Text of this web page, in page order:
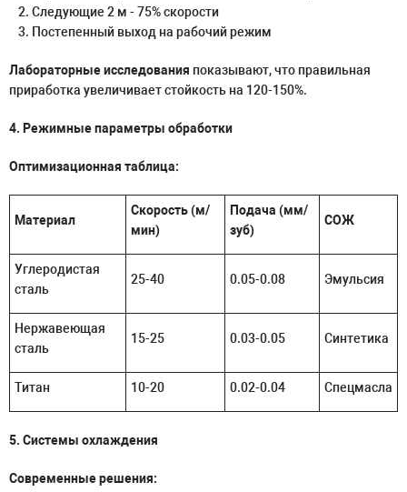
Следующие 2 м - 75% скорости
Постепенный выход на рабочий режим
Лабораторные исследования показывают, что правильная
приработка увеличивает стойкость на 120-150%.
4. Режимные параметры обработки
Оптимизационная таблица:
Материал
Скорость (м/
мин)
Подача (мм/
зуб)
СОЖ
Углеродистая
сталь
25-40 0.05-0.08 Эмульсия
Нержавеющая
сталь
15-25 0.03-0.05 Синтетика
Титан 10-20 0.02-0.04 Спецмасла
5. Системы охлаждения
Современные решения: